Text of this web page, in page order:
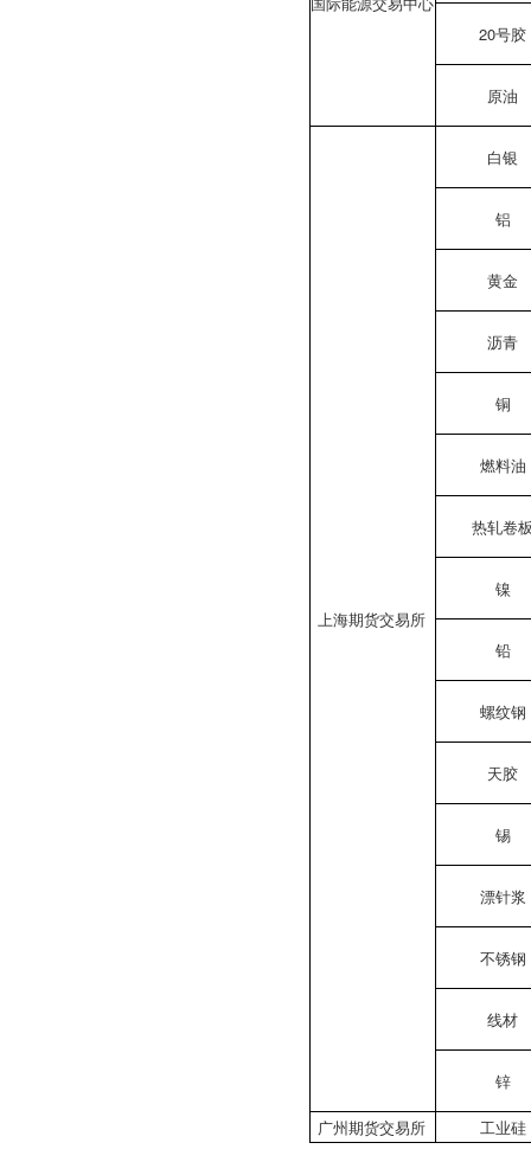
20号胶
原油
上海期货交易所
白银
铝
黄金
沥青
铜
燃料油
热轧卷
镍
铅
螺纹钢
天胶
锡
漂针浆
不锈钢
线材
锌
广州期货交易所 工业硅